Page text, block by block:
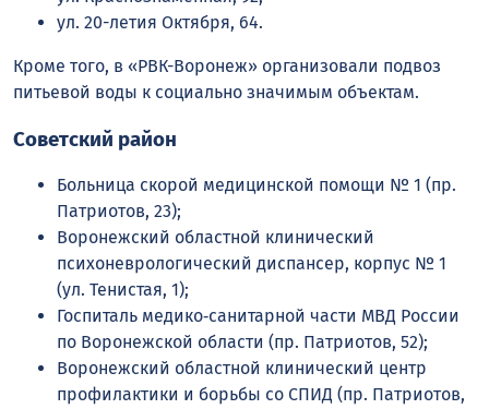
ул. 20-летия Октября, 64.
Кроме того, в «РВК-Воронеж» организовали подвоз
питьевой воды к социально значимым объектам.
Советский район
Больница скорой медицинской помощи № 1 (пр.
Патриотов, 23);
Воронежский областной клинический
психоневрологический диспансер, корпус № 1
(ул. Тенистая, 1);
Госпиталь медико‑санитарной части МВД России
по Воронежской области (пр. Патриотов, 52);
Воронежский областной клинический центр
профилактики и борьбы со СПИД (пр. Патриотов,